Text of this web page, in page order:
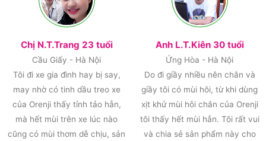
Chị N.T.Trang 23 tuổi
Cầu Giấy - Hà Nội
Tôi đi xe gia đình hay bị say,
may nhờ có tinh dầu treo xe
của Orenji thấy tỉnh tảo hẳn,
mà hết mùi trên xe lúc nào
cũng có mùi thơm dễ chịu, sản
Anh L.T.Kiên 30 tuổi
Ứng Hòa - Hà Nội
Do đi giầy nhiều nên chân và
giầy tôi có mùi hôi, từ khi dùng
xịt khử mùi hôi chân của Orenji
tôi thấy hết mùi hẳn. Tôi rất vui
và chia sẻ sản phẩm này cho